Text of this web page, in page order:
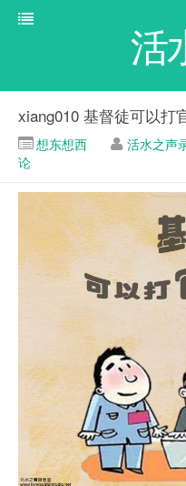
活
xiang010 基督徒可以打
想东想西 活水之声
论